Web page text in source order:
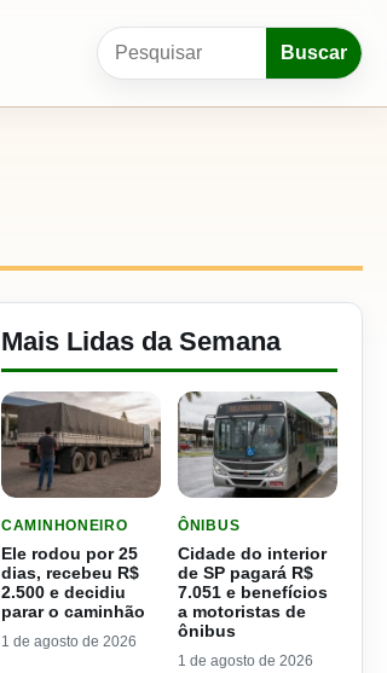
Pesquisar por:
Buscar
Mais Lidas da Semana
CAMINHONEIRO
Ele rodou por 25
dias, recebeu R$
2.500 e decidiu
parar o caminhão
1 de agosto de 2026
ÔNIBUS
Cidade do interior
de SP pagará R$
7.051 e benefícios
a motoristas de
ônibus
1 de agosto de 2026